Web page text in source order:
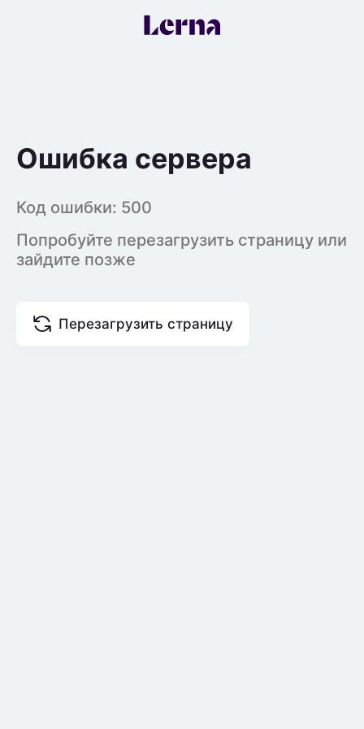
Ошибка сервера
Код ошибки: 500
Попробуйте перезагрузить страницу или
зайдите позже
Перезагрузить страницу